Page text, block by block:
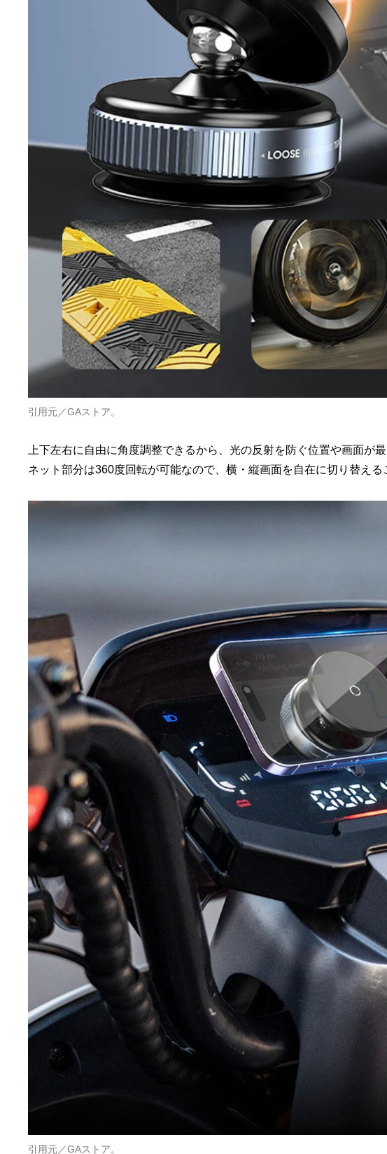
引用元／GAストア。
上下左右に自由に角度調整できるから、光の反射を防ぐ位置や画面が
ネット部分は360度回転が可能なので、横・縦画面を自在に切り替える
引用元／GAストア。